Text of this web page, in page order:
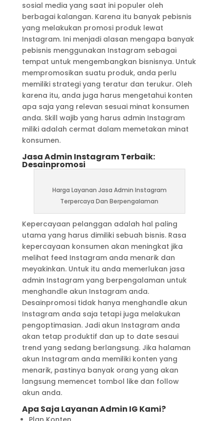
sosial media yang saat ini populer oleh
berbagai kalangan. Karena itu banyak pebisnis
yang melakukan promosi produk lewat
Instagram. Ini menjadi alasan mengapa banyak
pebisnis menggunakan Instagram sebagai
tempat untuk mengembangkan bisnisnya. Untuk
mempromosikan suatu produk, anda perlu
memiliki strategi yang teratur dan terukur. Oleh
karena itu, anda juga harus mengetahui konten
apa saja yang relevan sesuai minat konsumen
anda. Skill wajib yang harus admin Instagram
miliki adalah cermat dalam memetakan minat
konsumen.
Jasa Admin Instagram Terbaik:
Desainpromosi
Harga Layanan Jasa Admin Instagram
Terpercaya Dan Berpengalaman
Kepercayaan pelanggan adalah hal paling
utama yang harus dimiliki sebuah bisnis. Rasa
kepercayaan konsumen akan meningkat jika
melihat feed Instagram anda menarik dan
meyakinkan. Untuk itu anda memerlukan jasa
admin Instagram yang berpengalaman untuk
menghandle akun Instagram anda.
Desainpromosi tidak hanya menghandle akun
Instagram anda saja tetapi juga melakukan
pengoptimasian. Jadi akun Instagram anda
akan tetap produktif dan up to date sesaui
trend yang sedang berlangsung. Jika halaman
akun Instagram anda memiliki konten yang
menarik, pastinya banyak orang yang akan
langsung memencet tombol like dan follow
akun anda.
Apa Saja Layanan Admin IG Kami?